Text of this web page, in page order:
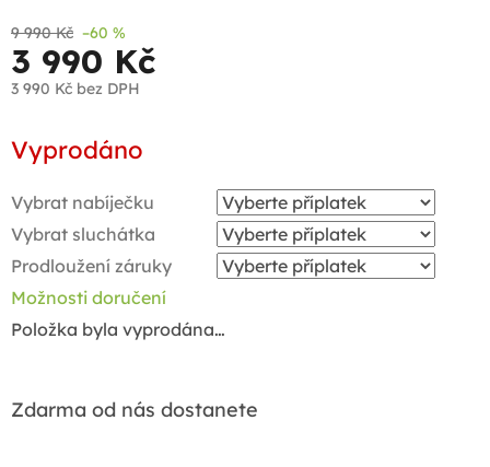
9 990 Kč –60 %
3 990 Kč
3 990 Kč bez DPH
cena:
Vyprodáno
Vybrat nabíječku
Vybrat sluchátka
Prodloužení záruky
Možnosti doručení
Položka byla vyprodána…
Zdarma od nás dostanete